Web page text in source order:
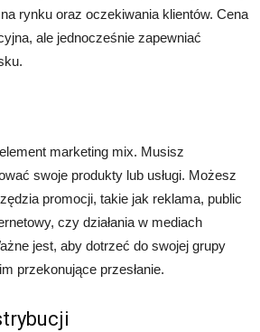
rynku oraz oczekiwania klientów. Cena
ale jednocześnie zapewniać
marketing mix. Musisz
swoje produkty lub usługi. Możesz
promocji, takie jak reklama, public
czy działania w mediach
jest, aby dotrzeć do swojej grupy
przekonujące przesłanie.